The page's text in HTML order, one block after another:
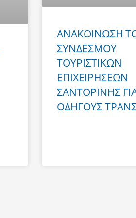
ΑΝΑΚΟΙΝΩΣΗ
ΣΥΝΔΕΣΜΟΥ
ΤΟΥΡΙΣΤΙΚΩΝ
ΕΠΙΧΕΙΡΗΣΕΩΝ
ΣΑΝΤΟΡΙΝΗΣ
ΟΔΗΓΟΥΣ